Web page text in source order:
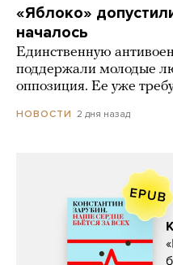
«Яблоко»
началось
Единственную
поддержали молодые
оппозиция. Ее уже
НОВОСТИ 2 дня назад